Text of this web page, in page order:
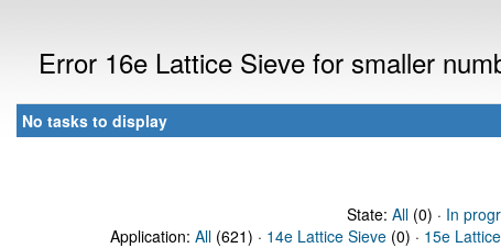
Error 16e Lattice Sieve for smaller
No tasks to display
State: All(0) · In
Application: All (621) · 14e Lattice Sieve (0) · 15e